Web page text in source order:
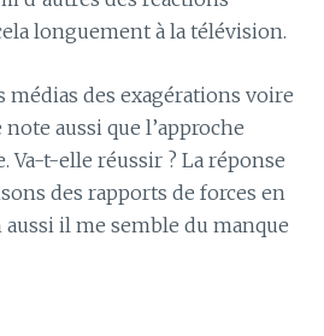
longuement à la télévision.
médias des exagérations voire
aussi que l’approche
Va-t-elle réussir ? La réponse
des rapports de forces en
il me semble du manque